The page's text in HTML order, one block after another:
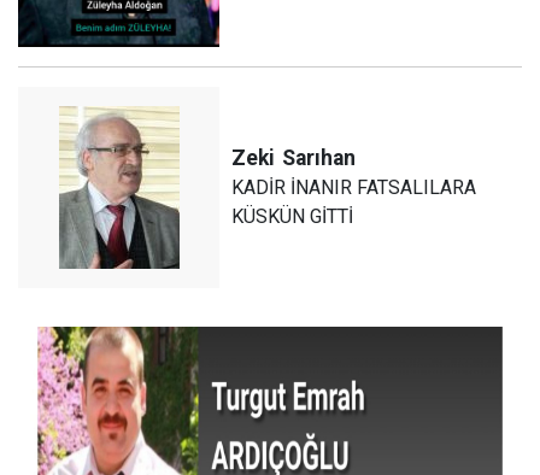
Zeki Sarıhan
KADİR İNANIR FATSALILARA
KÜSKÜN GİTTİ